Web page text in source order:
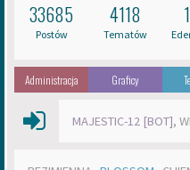
n
o
ł
33685
Postów
4118
Tematów
Administracja Graficy
MAJESTIC-12 [BOT],